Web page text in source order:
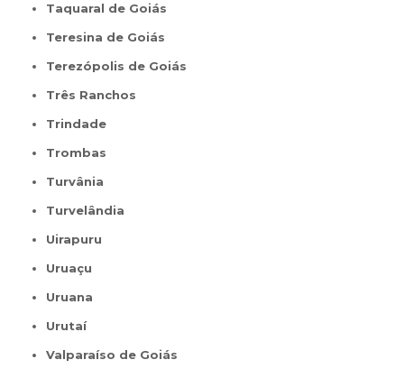
Taquaral de Goiás
Teresina de Goiás
Terezópolis de Goiás
Três Ranchos
Trindade
Trombas
Turvânia
Turvelândia
Uirapuru
Uruaçu
Uruana
Urutaí
Valparaíso de Goiás